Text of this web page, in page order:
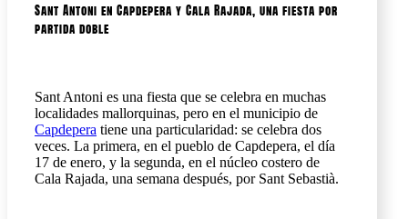
Sant Antoni en Capdepera y Cala Rajada, una fiesta por
partida doble
Sant Antoni es una fiesta que se celebra en muchas
localidades mallorquinas, pero en el municipio de
Capdepera tiene una particularidad: se celebra dos
veces. La primera, en el pueblo de Capdepera, el día
17 de enero, y la segunda, en el núcleo costero de
Cala Rajada, una semana después, por Sant Sebastià.